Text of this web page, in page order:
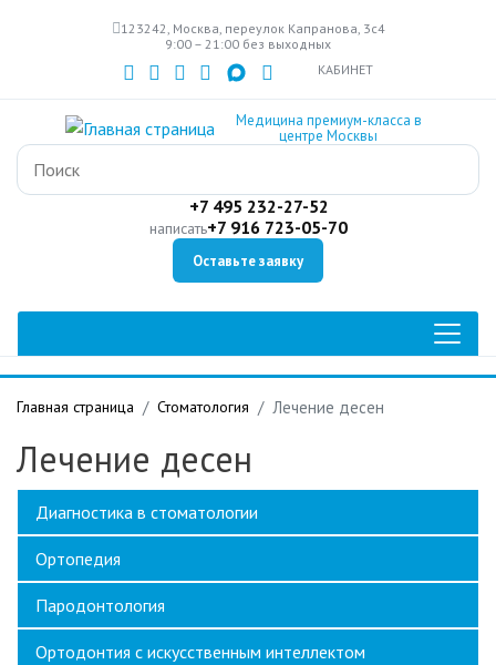
к
основному
содержанию
123242, Москва, переулок Капранова, 3с4
9:00 – 21:00 без выходных
КАБИНЕТ
Медицина премиум-класса в
центре Москвы
+7 495 232-27-52
написать+7 916 723-05-70
Оставьте заявку
Главная страница Стоматология Лечение десен
Лечение десен
Диагностика в стоматологии
Ортопедия
Пародонтология
Ортодонтия с искусственным интеллектом